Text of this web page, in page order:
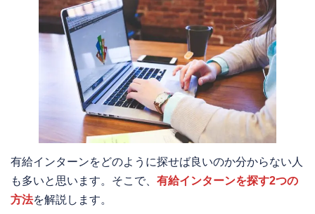
有給インターンをどのように探せば良いのか分からない人
も多いと思います。そこで、 有給インターンを探す2つの
方法を解説します。